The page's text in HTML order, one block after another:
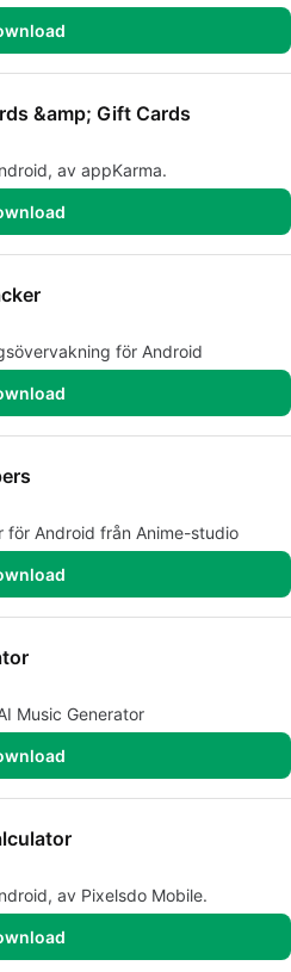
&amp; Gift Cards
av appKarma.
för Android
för Android från Anime-studio
Music Generator
av Pixelsdo Mobile.